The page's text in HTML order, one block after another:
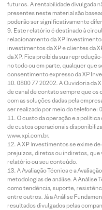
futuros. A rentabilidade divulgada
presentes neste material são
poderão ser significativamente
Este relatório é destinado à
relacionamento da XP
investimentos da XP e clientes da
da XP. Fica proibida sua
no todo ou em parte, qualquer que
consentimento expresso da XP
0800 77 20202. A Ouvidoria da
de canal de contato sempre que
com as soluções dadas pela
ser realizado por meio do telefone:
O custo da operação e a
de custos operacionais
www.xpi.com.br.
A XP Investimentos se exime
prejuízos, diretos ou indiretos, que
relatório ou seu conteúdo.
A Avaliação Técnica e a
metodologias de análise. A Análise
como tendência, suporte,
entre outros. Já a Análise
resultados divulgados pelas